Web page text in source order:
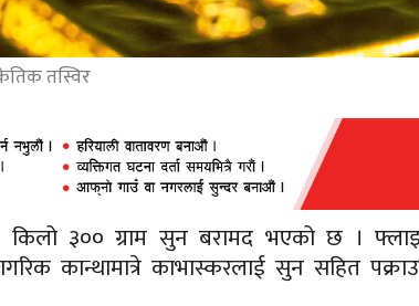
तस्विर
किलो ३०० ग्राम सुन बरामद भएको छ ।
कान्थामात्रे काभास्करलाई सुन सहित